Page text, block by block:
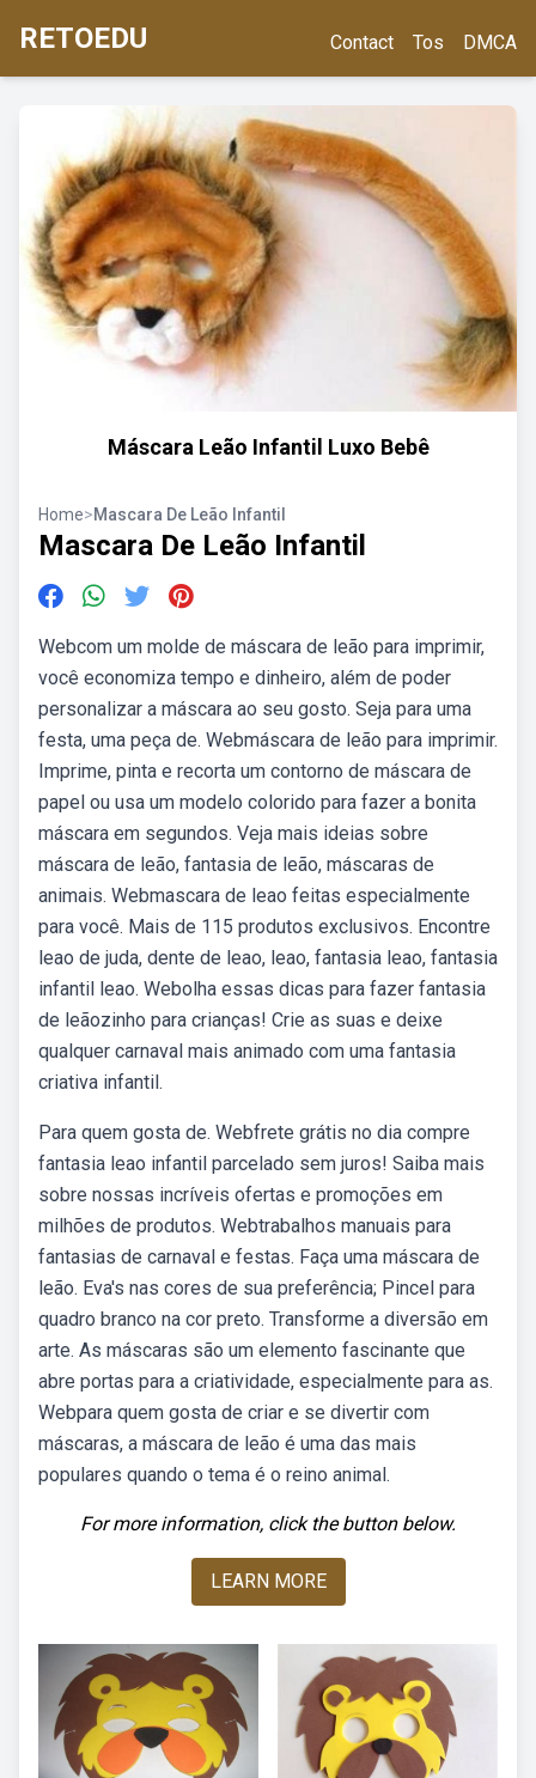
RETOEDU Contact Tos DMCA
Máscara Leão Infantil Luxo Bebê
Home>Mascara De Leão Infantil
Mascara De Leão Infantil
Webcom um molde de máscara de leão para imprimir,
você economiza tempo e dinheiro, além de poder
personalizar a máscara ao seu gosto. Seja para uma
festa, uma peça de. Webmáscara de leão para imprimir.
Imprime, pinta e recorta um contorno de máscara de
papel ou usa um modelo colorido para fazer a bonita
máscara em segundos. Veja mais ideias sobre
máscara de leão, fantasia de leão, máscaras de
animais. Webmascara de leao feitas especialmente
para você. Mais de 115 produtos exclusivos. Encontre
leao de juda, dente de leao, leao, fantasia leao, fantasia
infantil leao. Webolha essas dicas para fazer fantasia
de leãozinho para crianças! Crie as suas e deixe
qualquer carnaval mais animado com uma fantasia
criativa infantil.
Para quem gosta de. Webfrete grátis no dia compre
fantasia leao infantil parcelado sem juros! Saiba mais
sobre nossas incríveis ofertas e promoções em
milhões de produtos. Webtrabalhos manuais para
fantasias de carnaval e festas. Faça uma máscara de
leão. Eva's nas cores de sua preferência; Pincel para
quadro branco na cor preto. Transforme a diversão em
arte. As máscaras são um elemento fascinante que
abre portas para a criatividade, especialmente para as.
Webpara quem gosta de criar e se divertir com
máscaras, a máscara de leão é uma das mais
populares quando o tema é o reino animal.
For more information, click the button below.
LEARN MORE